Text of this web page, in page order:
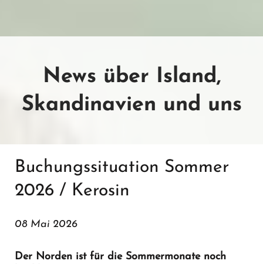
News über Island,
Skandinavien und uns
Buchungssituation Sommer
2026 / Kerosin
08 Mai 2026
Der Norden ist für die Sommermonate noch